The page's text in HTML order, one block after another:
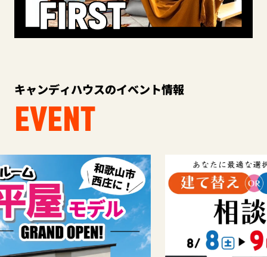
キャンディハウスのイベント情報
EVENT